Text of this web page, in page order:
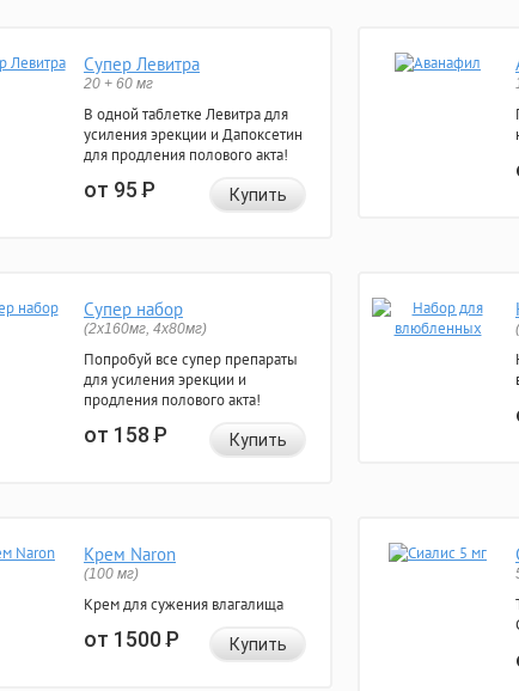
Супер Левитра
20 + 60 мг
В одной таблетке Левитра для
усиления эрекции и Дапоксетин
для продления полового акта!
от 95Р Купить
Супер набор
(2х160мг, 4х80мг)
Попробуй все супер препараты
для усиления эрекции и
продления полового акта!
от 158Р Купить
Крем Naron
(100 мг)
Крем для сужения влагалища
от 1500Р Купить